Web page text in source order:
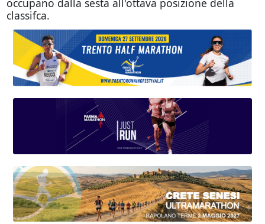
occupano dalla sesta all'ottava posizione della
classifca.